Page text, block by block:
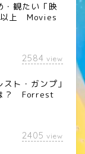
・観たい「映
以上 Movies
2584 view
スト・ガンプ」
？ Forrest
2405 view